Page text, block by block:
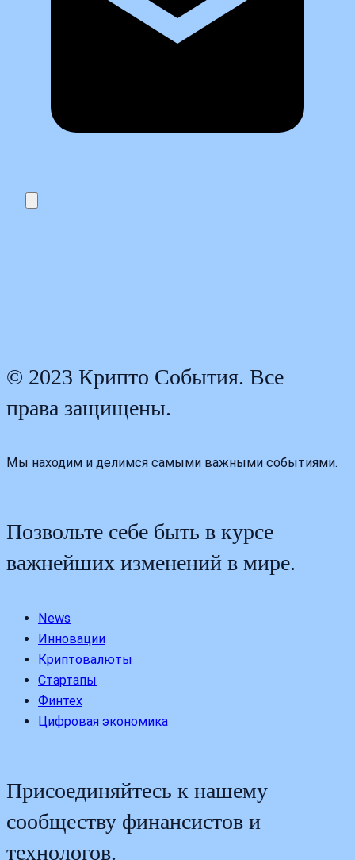
© 2023 Крипто События. Все
права защищены.
Мы находим и делимся самыми важными событиями.
Позвольте себе быть в курсе
важнейших изменений в мире.
News
Инновации
Криптовалюты
Стартапы
Финтех
Цифровая экономика
Присоединяйтесь к нашему
сообществу финансистов и
технологов.